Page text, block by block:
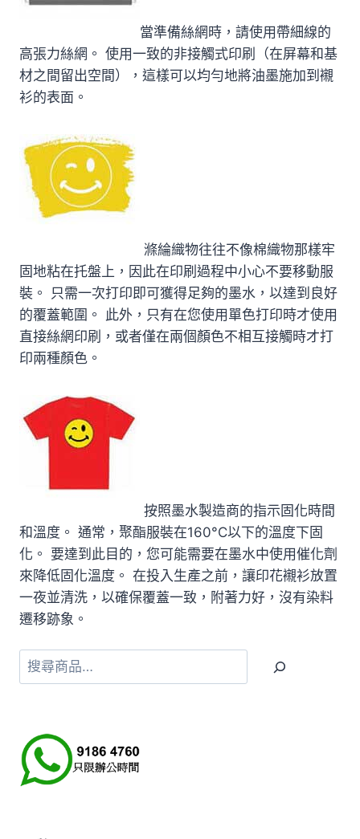
當準備絲網時，請使用帶細線的
高張力絲網。 使用一致的非接觸式印刷（在屏幕和基
材之間留出空間），這樣可以均勻地將油墨施加到襯
衫的表面。
滌綸織物往往不像棉織物那樣牢
固地粘在托盤上，因此在印刷過程中小心不要移動服
裝。 只需一次打印即可獲得足夠的墨水，以達到良好
的覆蓋範圍。 此外，只有在您使用單色打印時才使用
直接絲網印刷，或者僅在兩個顏色不相互接觸時才打
印兩種顏色。
按照墨水製造商的指示固化時間
和溫度。 通常，聚酯服裝在160°C以下的溫度下固
化。 要達到此目的，您可能需要在墨水中使用催化劑
來降低固化溫度。 在投入生產之前，讓印花襯衫放置
一夜並清洗，以確保覆蓋一致，附著力好，沒有染料
遷移跡象。
搜
尋